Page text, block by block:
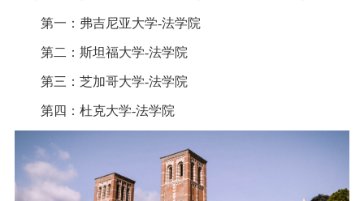
第一：弗吉尼亚大学-法学院
第二：斯坦福大学-法学院
第三：芝加哥大学-法学院
第四：杜克大学-法学院